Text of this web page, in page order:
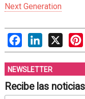
Next Generation
FacebookLinkedIn
X
NEWSLETTER
Recibe las